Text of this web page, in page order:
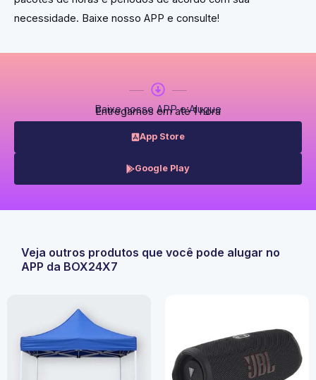
necessidade. Baixe nosso APP e consulte!
Baixe nosso APP e Alugue
Entregamos em até 1 hora
App Store
Google Play
Veja outros produtos que você pode alugar no
APP da BOX24X7